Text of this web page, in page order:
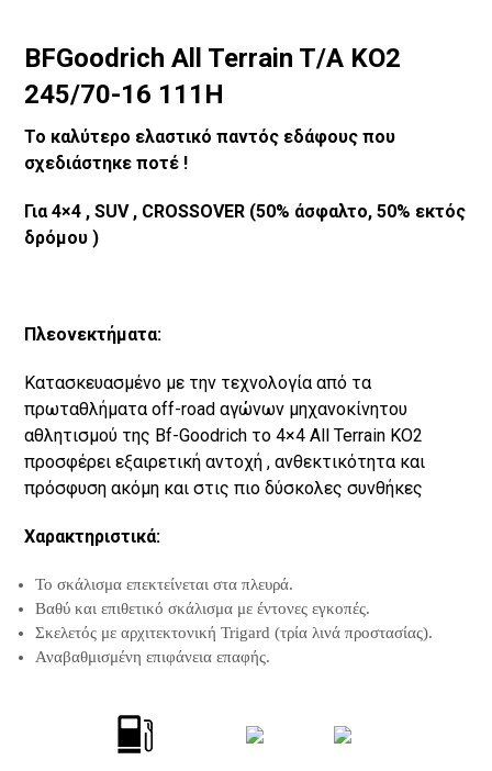
BFGoodrich All Terrain T/A KO2
245/70-16 111H
Το καλύτερο ελαστικό παντός εδάφους που
σχεδιάστηκε ποτέ !
Για 4×4 ,SUV, CROSSOVER (50% άσφαλτο, 50% εκτός
δρόμου )
Πλεονεκτήματα:
Κατασκευασμένο με την τεχνολογία από τα
πρωταθλήματα off-road αγώνων μηχανοκίνητου
αθλητισμού της Bf-Goodrich το 4×4 All Terrain KO2
προσφέρει εξαιρετική αντοχή , ανθεκτικότητα και
πρόσφυση ακόμη και στις πιο δύσκολες συνθήκες
Xαρακτηριστικά:
Το σκάλισμα επεκτείνεται στα πλευρά.
Βαθύ και επιθετικό σκάλισμα με έντονες εγκοπές.
Σκελετός με αρχιτεκτονική Trigard (τρία λινά προστασίας).
Αναβαθμισμένη επιφάνεια επαφής.